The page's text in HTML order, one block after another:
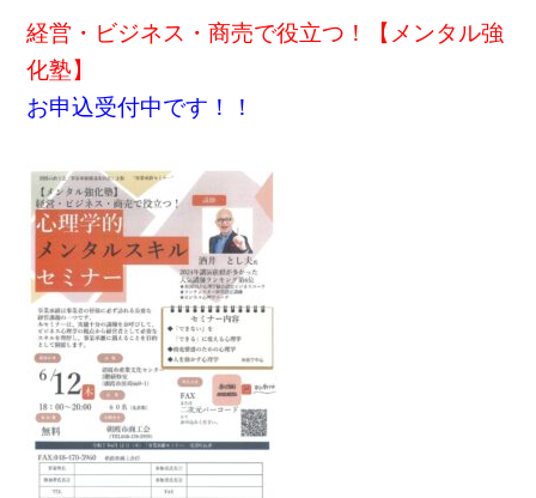
経営・ビジネス・商売で役立つ！【メンタル強
化塾】
お申込受付中です！！